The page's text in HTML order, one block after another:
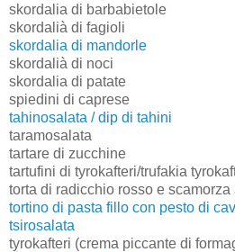
skordalia di barbabietole
skordalià di fagioli
skordalia di mandorle
skordalià di noci
skordalia di patate
spiedini di caprese
tahinosalata / dip di tahini
taramosalata
tartare di zucchine
tartufini di tyrokafteri/trufakia
torta di radicchio rosso e scamorza
tortino di pasta fillo con pesto di
tsirosalata
tyrokafteri (crema piccante di